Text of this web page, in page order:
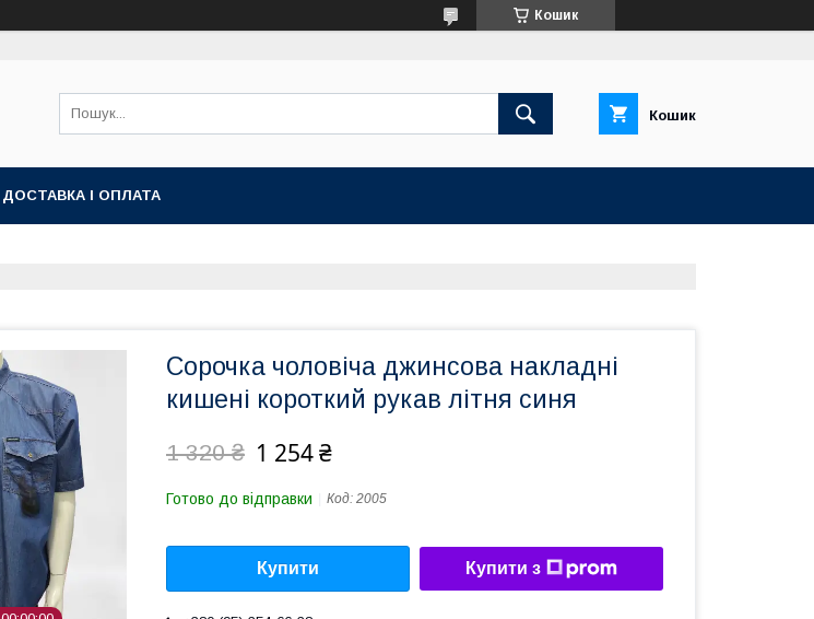
Кошик
Кошик
ДОСТАВКА І ОПЛАТА
Сорочка чоловіча джинсова накладні
кишені короткий рукав літня синя
1 320 ₴ 1 254 ₴
Готово до відправки Код: 2005
Купити Купити з